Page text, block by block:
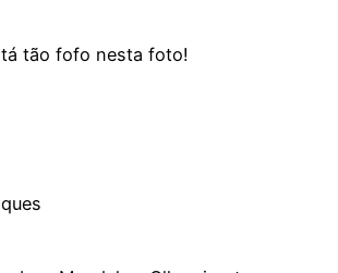
tão fofo nesta foto!